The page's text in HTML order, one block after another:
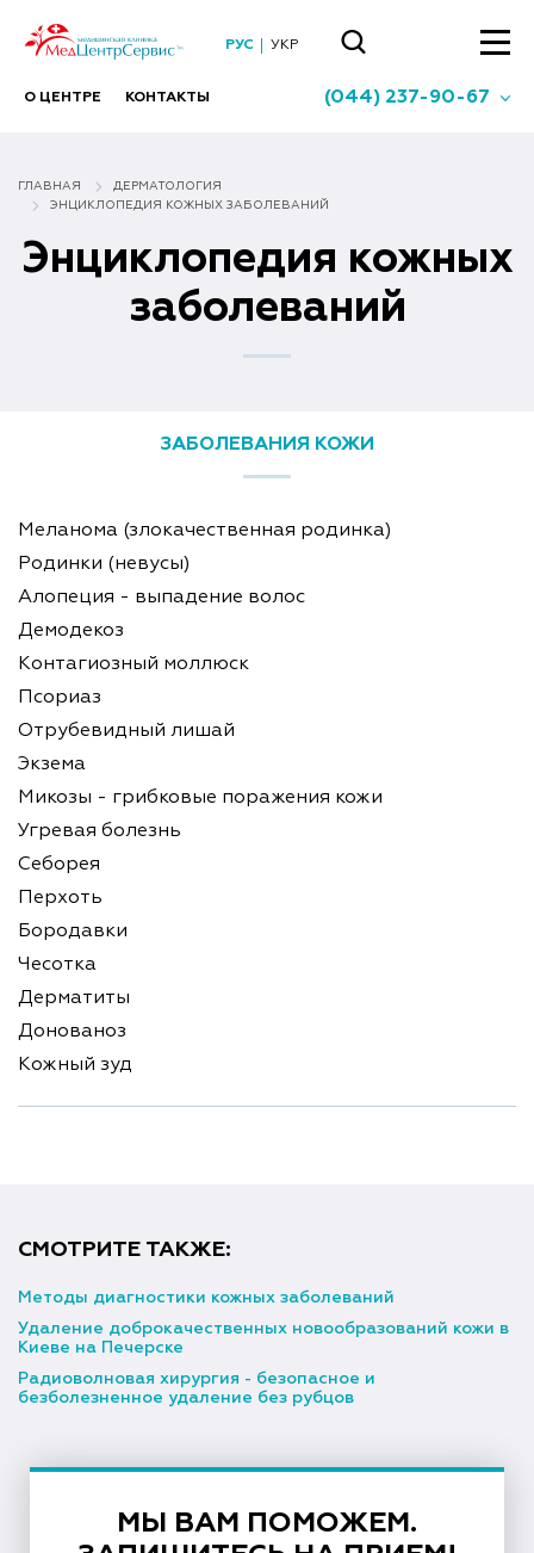
РУС УКР
О ЦЕНТРЕ КОНТАКТЫ (044) 237-90-67
ГЛАВНАЯ
ДЕРМАТОЛОГИЯ
ЭНЦИКЛОПЕДИЯ КОЖНЫХ ЗАБОЛЕВАНИЙ
Энциклопедия кожных
заболеваний
ЗАБОЛЕВАНИЯ КОЖИ
Меланома (злокачественная родинка)
Родинки (невусы)
Алопеция - выпадение волос
Демодекоз
Контагиозный моллюск
Псориаз
Отрубевидный лишай
Экзема
Микозы - грибковые поражения кожи
Угревая болезнь
Себорея
Перхоть
Бородавки
Чесотка
Дерматиты
Донованоз
Кожный зуд
СМОТРИТЕ ТАКЖЕ:
Методы диагностики кожных заболеваний
Удаление доброкачественных новообразований кожи в
Киеве на Печерске
Радиоволновая хирургия - безопасное и
безболезненное удаление без рубцов
МЫ ВАМ ПОМОЖЕМ.